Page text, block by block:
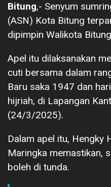
Bitung,- Senyum
(ASN) Kota Bitung
dipimpin Walikota
Apel itu dilaksanakan
cuti bersama dalam
Baru saka 1947 dan
hijriah, di Lapangan
(24/3/2025).
Dalam apel itu, Hengky
Maringka memastikan,
boleh di tunda.